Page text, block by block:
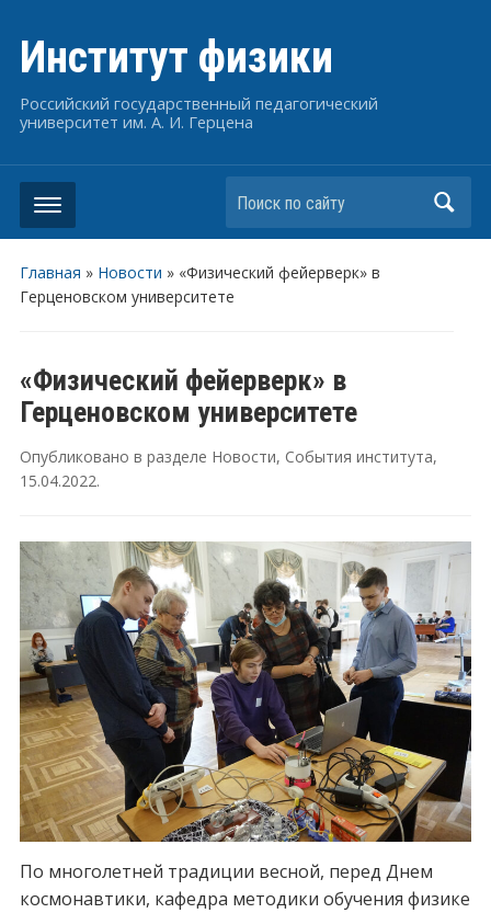
Институт физики
Российский государственный педагогический
университет им. А. И. Герцена
Поиск по сайту
Главная » Новости » «Физический фейерверк» в
Герценовском университете
«Физический фейерверк» в
Герценовском университете
Опубликовано в разделе Новости, События института,
15.04.2022.
По многолетней традиции весной, перед Днем
космонавтики, кафедра методики обучения физике